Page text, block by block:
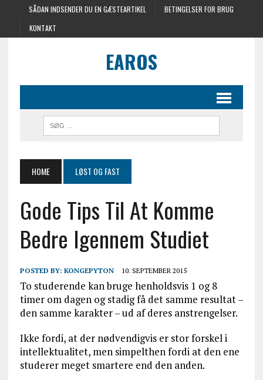
SÅDAN INDSENDER DU EN GÆSTEARTIKEL
BETINGELSER FOR BRUG
KONTAKT
EAROS
HOME LØST OG FAST
Gode Tips Til At Komme
Bedre Igennem Studiet
POSTED BY: KONGEPYTON 10. SEPTEMBER 2015
To studerende kan bruge henholdsvis 1 og 8
timer om dagen og stadig få det samme resultat –
den samme karakter – ud af deres anstrengelser.
Ikke fordi, at der nødvendigvis er stor forskel i
intellektualitet, men simpelthen fordi at den ene
studerer meget smartere end den anden.